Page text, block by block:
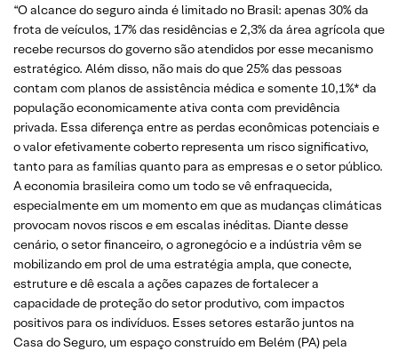
“O alcance do seguro ainda é limitado no Brasil: apenas 30% da
frota de veículos, 17% das residências e 2,3% da área agrícola que
recebe recursos do governo são atendidos por esse mecanismo
estratégico. Além disso, não mais do que 25% das pessoas
contam com planos de assistência médica e somente 10,1%* da
população economicamente ativa conta com previdência
privada. Essa diferença entre as perdas econômicas potenciais e
o valor efetivamente coberto representa um risco significativo,
tanto para as famílias quanto para as empresas e o setor público.
A economia brasileira como um todo se vê enfraquecida,
especialmente em um momento em que as mudanças climáticas
provocam novos riscos e em escalas inéditas. Diante desse
cenário, o setor financeiro, o agronegócio e a indústria vêm se
mobilizando em prol de uma estratégia ampla, que conecte,
estruture e dê escala a ações capazes de fortalecer a
capacidade de proteção do setor produtivo, com impactos
positivos para os indivíduos. Esses setores estarão juntos na
Casa do Seguro, um espaço construído em Belém (PA) pela